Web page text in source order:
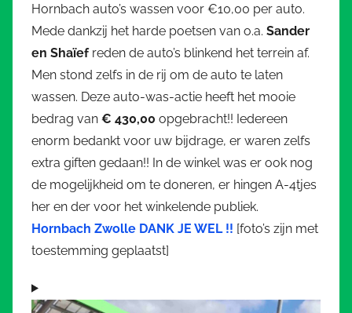
Hornbach auto’s wassen voor €10,00 per auto.
Mede dankzij het harde poetsen van o.a. Sander
en Shaïefreden de auto’s blinkend het terrein af.
Men stond zelfs in de rij om de auto te laten
wassen. Deze auto-was-actie heeft het mooie
bedrag van € 430,00 opgebracht!! Iedereen
enorm bedankt voor uw bijdrage, er waren zelfs
extra giften gedaan!! In de winkel was er ook nog
de mogelijkheid om te doneren, er hingen A-4tjes
her en der voor het winkelende publiek.
Hornbach Zwolle DANK JE WEL !! [foto’s zijn met
toestemming geplaatst]